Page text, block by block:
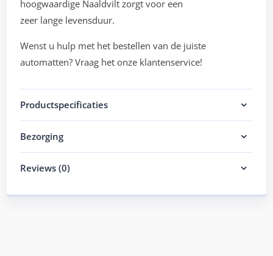
hoogwaardige Naaldvilt zorgt voor een
zeer lange levensduur.
Wenst u hulp met het bestellen van de juiste
automatten? Vraag het onze klantenservice!
Productspecificaties
Bezorging
Reviews (0)